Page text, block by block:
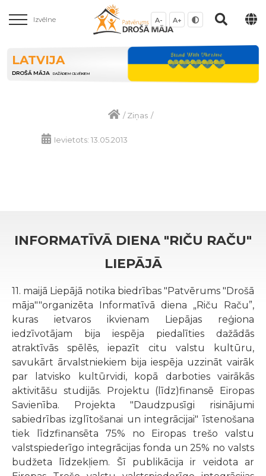
Izvēlne A- A+
LATVIJA
DROŠĀ MĀJA DAŽĀDIEM CILVĒKIEM
/Ziņas /
Ievietots: 13.05.2013
INFORMATĪVĀ DIENA "RIČU RAČU"
LIEPĀJĀ
11. maijā Liepājā notika biedrības "Patvērums "Drošā
māja""organizēta Informatīvā diena „Riču Raču”,
kuras ietvaros ikvienam Liepājas reģiona
iedzīvotājam bija iespēja piedalīties dažādās
atraktīvās spēlēs, iepazīt citu valstu kultūru,
savukārt ārvalstniekiem bija iespēja uzzināt vairāk
par latvisko kultūrvidi, kopā darboties vairākās
aktivitāšu studijās. Projektu (līdz)finansē Eiropas
Savienība. Projekta "Daudzpusīgi risinājumi
sabiedrības izglītošanai un integrācijai" īstenošana
tiek līdzfinansēta 75% no Eiropas trešo valstu
valstspiederīgo integrācijas fonda un 25% no valsts
budžeta līdzekļiem. Šī publikācija ir veidota ar